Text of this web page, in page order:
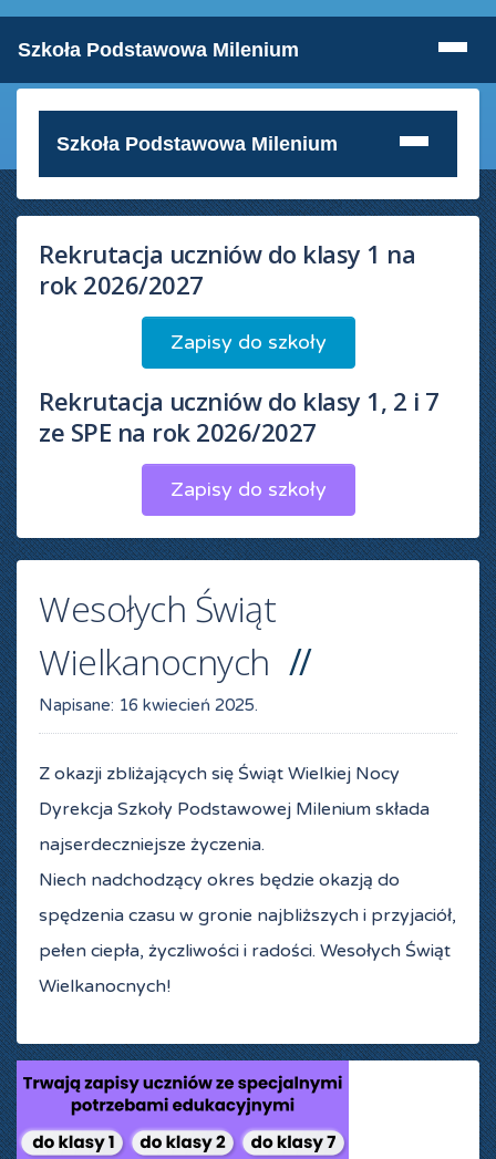
Szkoła Podstawowa Milenium
Szkoła Podstawowa Milenium
Rekrutacja uczniów do klasy 1 na
rok 2026/2027
Zapisy do szkoły
Rekrutacja uczniów do klasy 1, 2 i 7
ze SPE na rok 2026/2027
Zapisy do szkoły
Wesołych Świąt
Wielkanocnych
Napisane: 16 kwiecień 2025.
Z okazji zbliżających się Świąt Wielkiej Nocy
Dyrekcja Szkoły Podstawowej Milenium składa
najserdeczniejsze życzenia.
Niech nadchodzący okres będzie okazją do
spędzenia czasu w gronie najbliższych i przyjaciół,
pełen ciepła, życzliwości i radości. Wesołych Świąt
Wielkanocnych!